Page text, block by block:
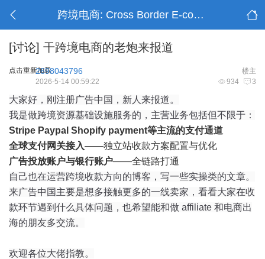
跨境电商: Cross Border E-commerce
[讨论] 干跨境电商的老炮来报道
点击重新加载 楼主
2698043796
934 3
2026-5-14 00:59:22
大家好，刚注册广告中国，新人来报道。
我是做跨境资源基础设施服务的，主营业务包括但不限于：
Stripe Paypal Shopify payment等主流的支付通道
全球支付网关接入——独立站收款方案配置与优化
广告投放账户与银行账户——全链路打通
自己也在运营跨境收款方向的博客，写一些实操类的文章。
来广告中国主要是想多接触更多的一线卖家，看看大家在收
款环节遇到什么具体问题，也希望能和做 affiliate 和电商出
海的朋友多交流。
欢迎各位大佬指教。